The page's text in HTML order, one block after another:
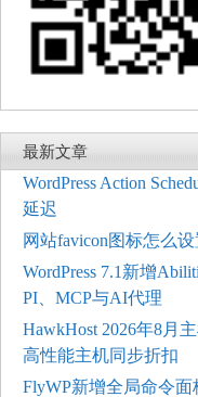
最新文章
WordPress Action
延迟
网站favicon图标怎么
WordPress 7.1新增
PI、MCP与AI代理
HawkHost 2026年8月
高性能主机同步折扣
FlyWP新增全局命令